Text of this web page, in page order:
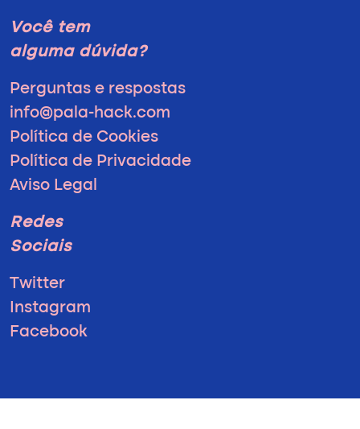
Você tem
alguma dúvida?
Perguntas e respostas
info@pala-hack.com
Política de Cookies
Política de Privacidade
Aviso Legal
Redes
Sociais
Twitter
Instagram
Facebook